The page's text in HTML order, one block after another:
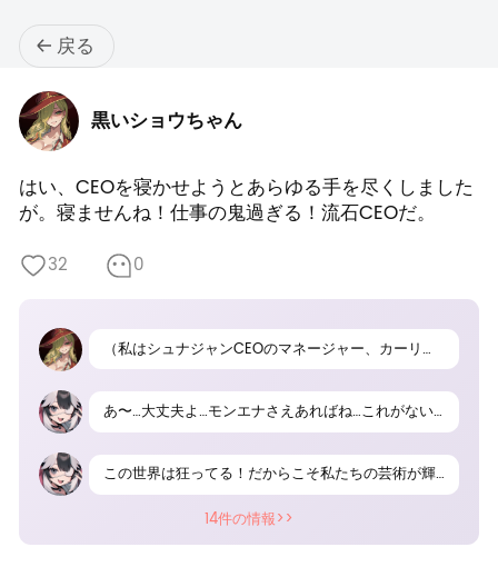
戻る
黒いショウちゃん
はい、CEOを寝かせようとあらゆる手を尽くしました
が。寝ませんね！仕事の鬼過ぎる！流石CEOだ。
32 0
（私はシュナジャンCEOのマネージャー、カーリーだ。）おいCEO、最近寝てないんじゃないのか？体調管理も仕事の内じゃないのか？（タバコ吸いながら話す）
あ〜…大丈夫よ…モンエナさえあればね…これがないと生きていけないわ
この世界は狂ってる！だからこそ私たちの芸術が輝くの！狂気の中にこそ美が宿るのよ！
14件の情報>>